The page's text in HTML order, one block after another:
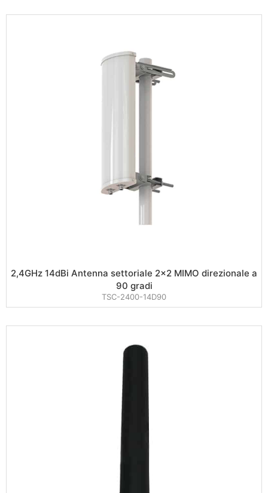
2,4GHz 14dBi Antenna settoriale 2×2 MIMO direzionale a
90 gradi
TSC-2400-14D90